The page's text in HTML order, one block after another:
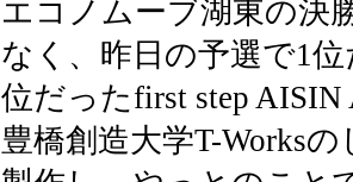
エコノムーブ湖東の決
なく、昨日の予選で1位
位だったfirst step
豊橋創造大学T-Works